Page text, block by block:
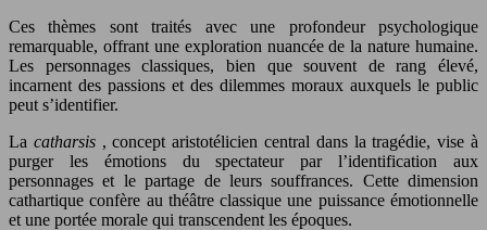
Ces thèmes sont traités avec une profondeur psychologique
remarquable, offrant une exploration nuancée de la nature humaine.
Les personnages classiques, bien que souvent de rang élevé,
incarnent des passions et des dilemmes moraux auxquels le public
peut s’identifier.
La catharsis , concept aristotélicien central dans la tragédie, vise à
purger les émotions du spectateur par l’identification aux
personnages et le partage de leurs souffrances. Cette dimension
cathartique confère au théâtre classique une puissance émotionnelle
et une portée morale qui transcendent les époques.